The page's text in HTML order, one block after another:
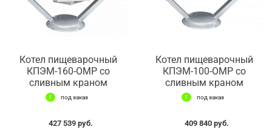
Котел пищеварочный
КПЭМ-160-ОМР со
сливным краном
под заказ
427 539 руб.
Котел пищеварочный
КПЭМ-100-ОМР со
сливным краном
под заказ
409 840 руб.